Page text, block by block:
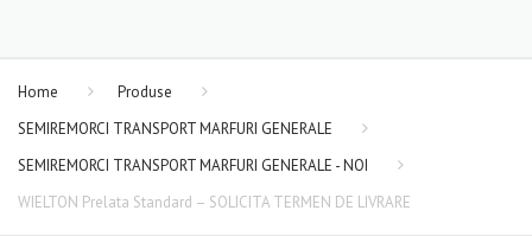
Home
Produse
SEMIREMORCI TRANSPORT MARFURI GENERALE
SEMIREMORCI TRANSPORT MARFURI GENERALE - NOI
WIELTON Prelata Standard – SOLICITA TERMEN DE LIVRARE